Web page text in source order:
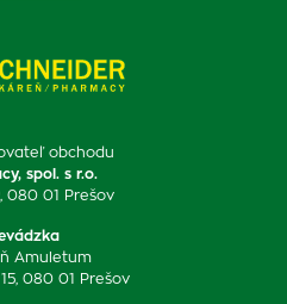
obchodu
spol. s r.o.
080 01 Prešov
Amuletum
080 01 Prešov